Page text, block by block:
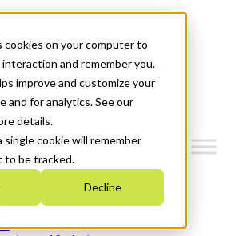
on your computer to
and remember you.
improve and customize your
and for analytics. See our
details.
single cookie will remember
to be tracked.
Decline
2026-2030